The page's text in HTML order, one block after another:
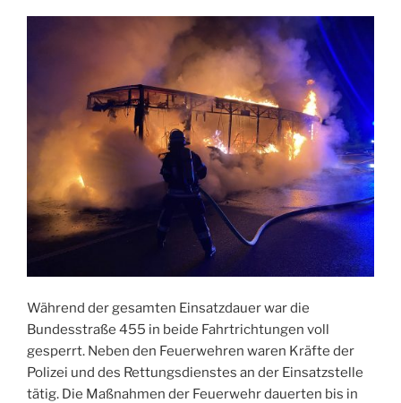
Während der gesamten Einsatzdauer war die
Bundesstraße 455 in beide Fahrtrichtungen voll
gesperrt. Neben den Feuerwehren waren Kräfte der
Polizei und des Rettungsdienstes an der Einsatzstelle
tätig. Die Maßnahmen der Feuerwehr dauerten bis in